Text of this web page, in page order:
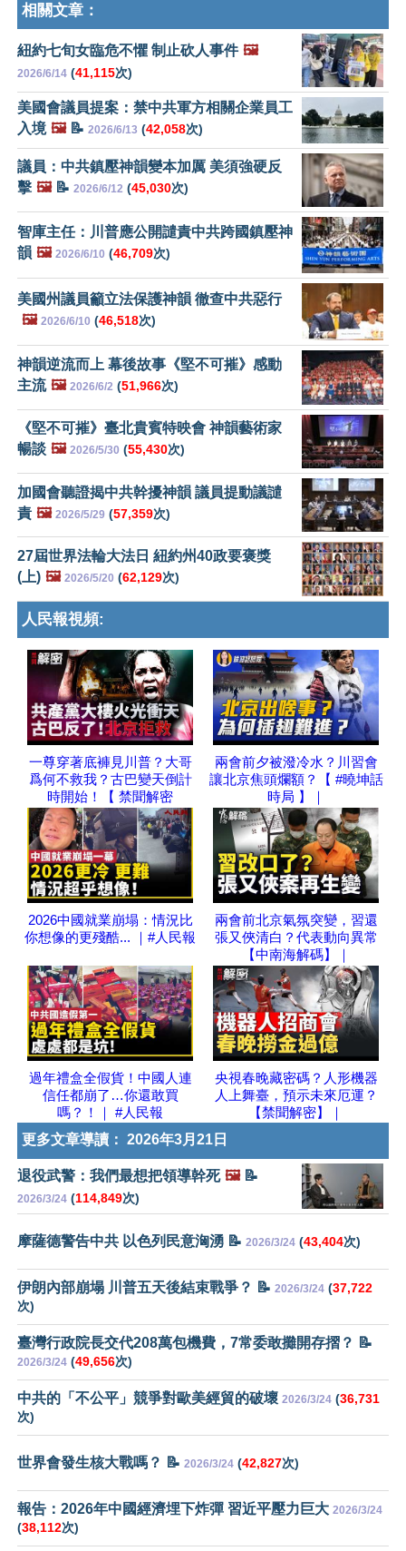
相關文章：
紐約七旬女臨危不懼 制止砍人事件 🖼️
2026/6/14 (41,115次)
美國會議員提案：禁中共軍方相關企業員工
入境 🖼️📝 2026/6/13 (42,058次)
議員：中共鎮壓神韻變本加厲 美須強硬反
擊 🖼️📝 2026/6/12 (45,030次)
智庫主任：川普應公開譴責中共跨國鎮壓神
韻 🖼️ 2026/6/10 (46,709次)
美國州議員籲立法保護神韻 徹查中共惡行
🖼️ 2026/6/10 (46,518次)
神韻逆流而上 幕後故事《堅不可摧》感動
主流 🖼️ 2026/6/2 (51,966次)
《堅不可摧》臺北貴賓特映會 神韻藝術家
暢談 🖼️ 2026/5/30 (55,430次)
加國會聽證揭中共幹擾神韻 議員提動議譴
責 🖼️ 2026/5/29 (57,359次)
27屆世界法輪大法日 紐約州40政要褒獎
(上) 🖼️ 2026/5/20 (62,129次)
人民報視頻:
一尊穿著底褲見川普？大哥
爲何不救我？古巴變天倒計
時開始！【 禁聞解密
兩會前夕被潑冷水？川習會
讓北京焦頭爛額？【 #曉坤話
時局 】｜
2026中國就業崩塌：情況比
你想像的更殘酷... ｜#人民報
兩會前北京氣氛突變，習還
張又俠清白？代表動向異常
【中南海解碼】｜
過年禮盒全假貨！中國人連
信任都崩了…你還敢買
嗎？！｜ #人民報
央視春晚藏密碼？人形機器
人上舞臺，預示未來厄運？
【禁聞解密】｜
更多文章導讀： 2026年3月21日
退役武警：我們最想把領導幹死 🖼️📝
2026/3/24 (114,849次)
摩薩德警告中共 以色列民意洶湧 📝 2026/3/24 (43,404次)
伊朗內部崩塌 川普五天後結束戰爭？ 📝 2026/3/24 (37,722
次)
臺灣行政院長交代208萬包機費，7常委敢攤開存摺？ 📝
2026/3/24 (49,656次)
中共的「不公平」競爭對歐美經貿的破壞 2026/3/24 (36,731
次)
世界會發生核大戰嗎？ 📝 2026/3/24 (42,827次)
報告：2026年中國經濟埋下炸彈 習近平壓力巨大 2026/3/24
(38,112次)